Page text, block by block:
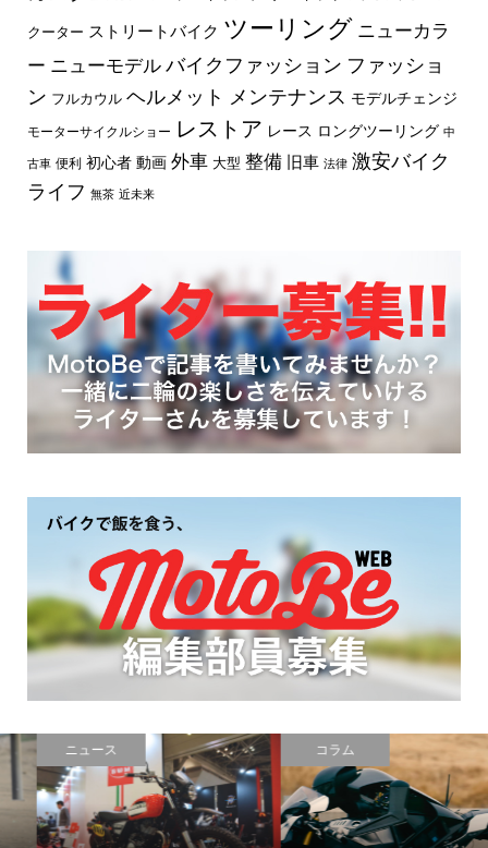
クーター ストリートバイク ツーリング ニューカラ
ー ニューモデル バイクファッション ファッショ
ン フルカウル ヘルメット メンテナンス モデルチェンジ
モーターサイクルショー レストア レース ロングツーリング 中
古車 便利 初心者 動画 外車 大型 整備 旧車 法律 激安バイク
ライフ 無茶 近未来
ニュース コラム